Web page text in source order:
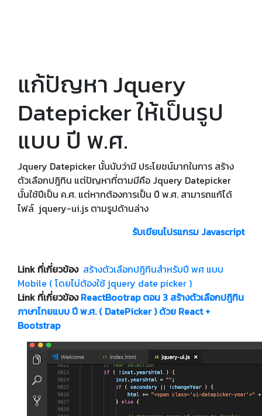
แก้ปัญหา Jquery
Datepicker ให้เป็นรูป
แบบ ปี พ.ศ.
Jquery Datepicker นั้นนับว่ามี ประโยชน์มากในการ สร้าง
ตัวเลือกปฎิทิน แต่ปัญหาที่ตามมีคือ Jquery Datepicker
นั้นใช้ปีเป็น ค.ศ. แต่หากต้องการเป็น ปี พ.ศ. สามารถแก้ได้
ไฟล์ jquery-ui.js ตามรูปด้านล่าง
รับเขียนโปรแกรม Javascript
Link ที่เกี่ยวข้อง สร้างตัวเลือกปฎิทินสำหรับปี พศ แบบ
Mobile ( โดยไม่ต้องใช้ jquery date picker )
Link ที่เกี่ยวข้องReactBootrap ตอน 3 สร้างตัวเลือกปฎิทิน
ภาษาไทยแบบ ปี พ.ศ. ( DatePicker ) ด้วย React +
Bootstrap